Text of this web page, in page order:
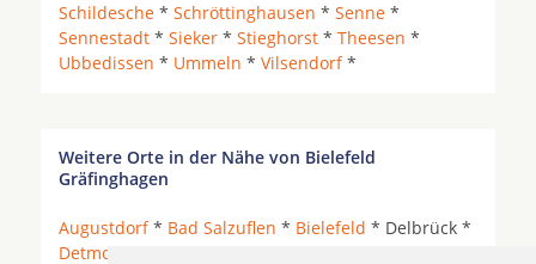
Schildesche * Schröttinghausen * Senne *
Sennestadt * Sieker * Stieghorst * Theesen *
Ubbedissen * Ummeln * Vilsendorf*
Weitere Orte in der Nähe von Bielefeld
Gräfinghagen
Augustdorf* Bad Salzuflen * Bielefeld * Delbrück *
Detmold